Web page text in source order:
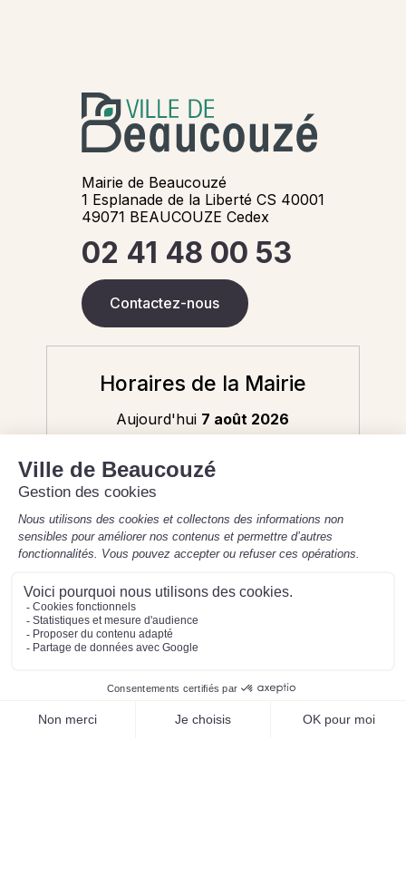
Mairie de Beaucouzé
1 Esplanade de la Liberté CS 40001
49071 BEAUCOUZE Cedex
02 41 48 00 53
Contactez-nous
Horaires de la Mairie
Aujourd'hui 7 août 2026